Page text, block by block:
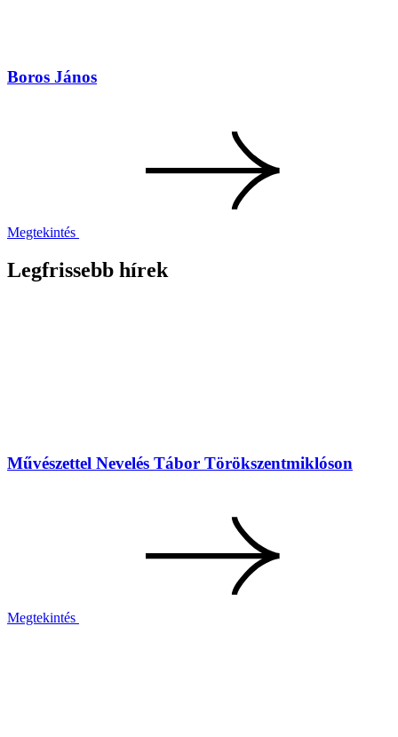
Boros János
Megtekintés
Legfrissebb hírek
Művészettel Nevelés Tábor Törökszentmiklóson
Megtekintés